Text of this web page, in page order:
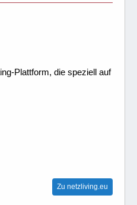
Plattform, die speziell auf
Zu netzliving.eu